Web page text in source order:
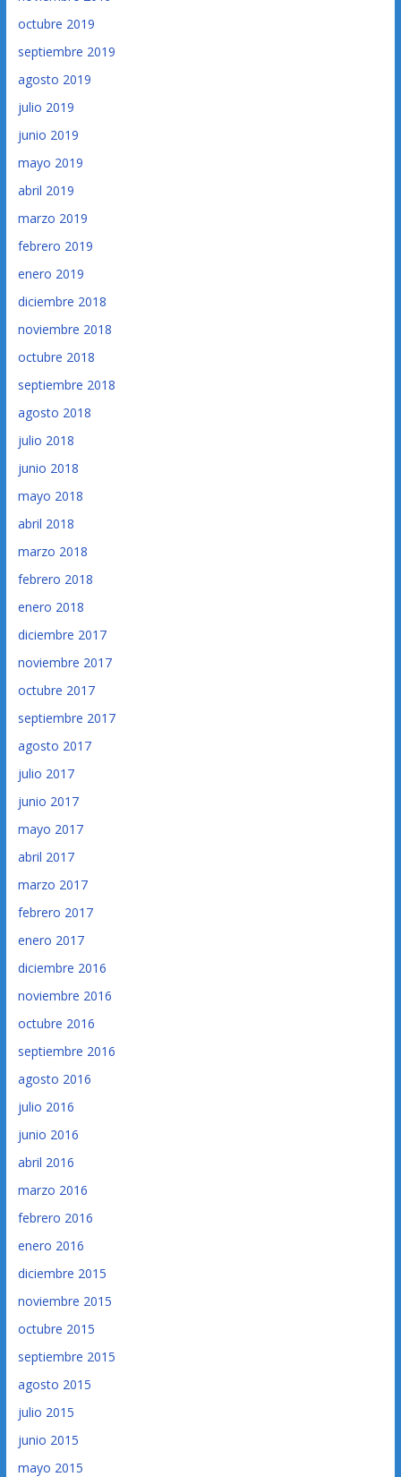
octubre 2019
septiembre 2019
agosto 2019
julio 2019
junio 2019
mayo 2019
abril 2019
marzo 2019
febrero 2019
enero 2019
diciembre 2018
noviembre 2018
octubre 2018
septiembre 2018
agosto 2018
julio 2018
junio 2018
mayo 2018
abril 2018
marzo 2018
febrero 2018
enero 2018
diciembre 2017
noviembre 2017
octubre 2017
septiembre 2017
agosto 2017
julio 2017
junio 2017
mayo 2017
abril 2017
marzo 2017
febrero 2017
enero 2017
diciembre 2016
noviembre 2016
octubre 2016
septiembre 2016
agosto 2016
julio 2016
junio 2016
abril 2016
marzo 2016
febrero 2016
enero 2016
diciembre 2015
noviembre 2015
octubre 2015
septiembre 2015
agosto 2015
julio 2015
junio 2015
mayo 2015